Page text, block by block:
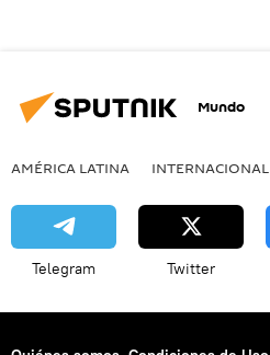
Mundo
AMÉRICA LATINA INTERNACIONAL
Telegram Twitter